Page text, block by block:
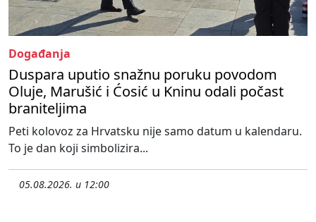
Događanja
Duspara uputio snažnu poruku povodom
Oluje, Marušić i Ćosić u Kninu odali počast
braniteljima
Peti kolovoz za Hrvatsku nije samo datum u kalendaru.
To je dan koji simbolizira...
05.08.2026. u 12:00